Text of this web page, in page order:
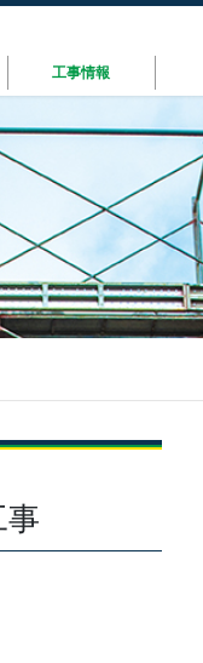
工事情報